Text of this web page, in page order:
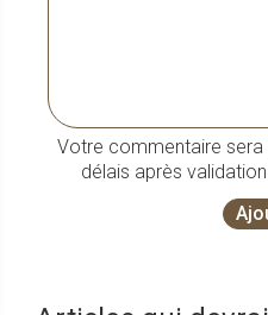
Votre commentaire sera
délais après